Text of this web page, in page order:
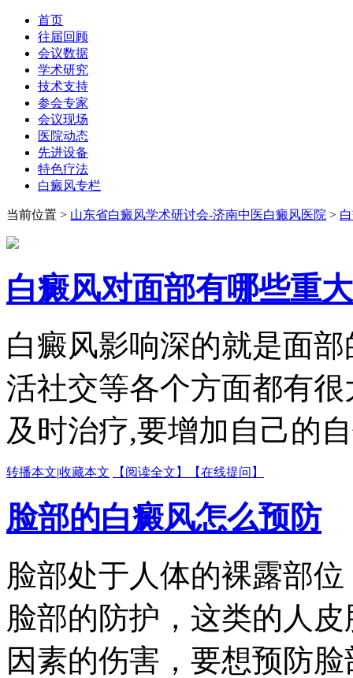
首页
往届回顾
会议数据
学术研究
技术支持
参会专家
会议现场
医院动态
先进设备
特色疗法
白癜风专栏
当前位置 > 山东省白癜风学术研讨会-济南中医白癜风医院 >
白癜风对面部有哪些重
白癜风影响深的就是面
活社交等各个方面都有
及时治疗,要增加自己的
转播本文|收藏本文 【阅读全文】 【在线提问】
脸部的白癜风怎么预防
脸部处于人体的裸露部
脸部的防护，这类的人
因素的伤害，要想预防